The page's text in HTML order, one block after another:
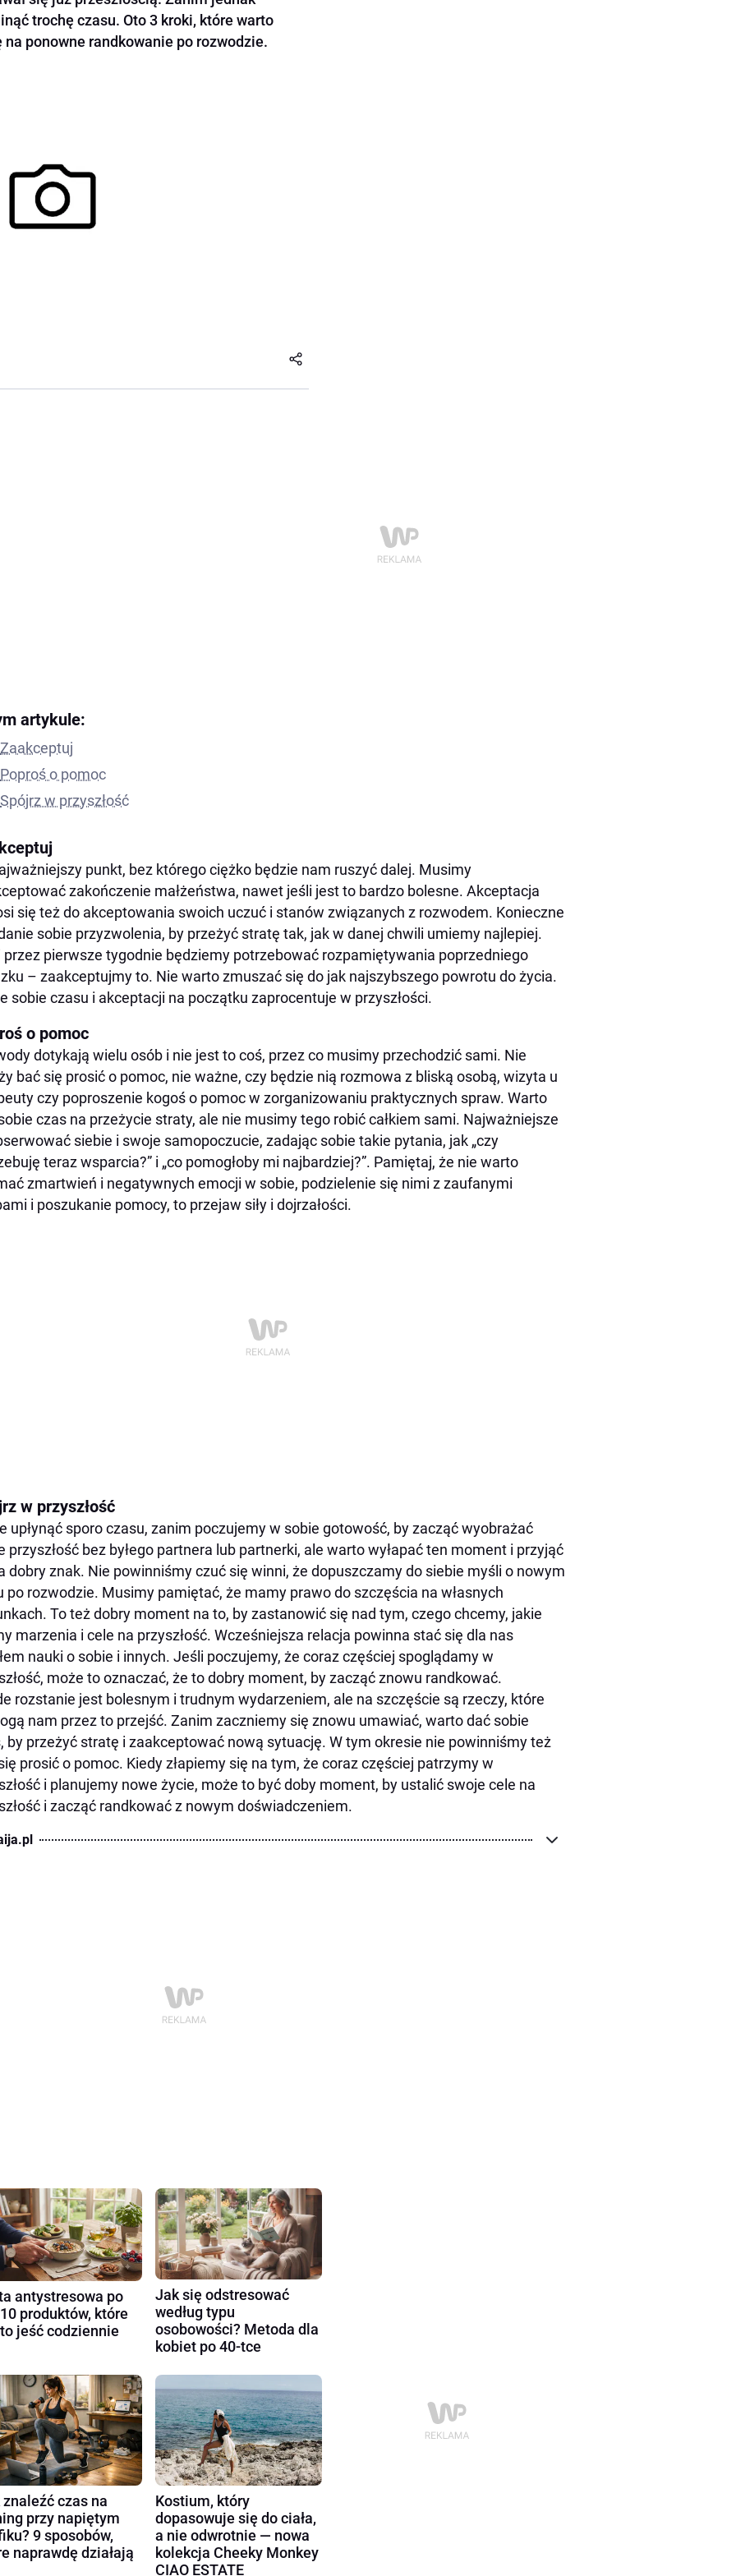
trochę czasu. Oto 3 kroki, które warto
ponowne randkowanie po rozwodzie.
artykule:
Zaakceptuj
Poproś o pomoc
Spójrz w przyszłość
punkt, bez którego ciężko będzie nam ruszyć dalej. Musimy
zakończenie małżeństwa, nawet jeśli jest to bardzo bolesne. Akceptacja
się też do akceptowania swoich uczuć i stanów związanych z rozwodem. Konieczne
sobie przyzwolenia, by przeżyć stratę tak, jak w danej chwili umiemy najlepiej.
przez pierwsze tygodnie będziemy potrzebować rozpamiętywania poprzedniego
– zaakceptujmy to. Nie warto zmuszać się do jak najszybszego powrotu do życia.
sobie czasu i akceptacji na początku zaprocentuje w przyszłości.
o pomoc
dotykają wielu osób i nie jest to coś, przez co musimy przechodzić sami. Nie
bać się prosić o pomoc, nie ważne, czy będzie nią rozmowa z bliską osobą, wizyta u
czy poproszenie kogoś o pomoc w zorganizowaniu praktycznych spraw. Warto
czas na przeżycie straty, ale nie musimy tego robić całkiem sami. Najważniejsze
siebie i swoje samopoczucie, zadając sobie takie pytania, jak „czy
teraz wsparcia?” i „co pomogłoby mi najbardziej?”. Pamiętaj, że nie warto
zmartwień i negatywnych emocji w sobie, podzielenie się nimi z zaufanymi
i poszukanie pomocy, to przejaw siły i dojrzałości.
w przyszłość
upłynąć sporo czasu, zanim poczujemy w sobie gotowość, by zacząć wyobrażać
przyszłość bez byłego partnera lub partnerki, ale warto wyłapać ten moment i przyjąć
dobry znak. Nie powinniśmy czuć się winni, że dopuszczamy do siebie myśli o nowym
po rozwodzie. Musimy pamiętać, że mamy prawo do szczęścia na własnych
To też dobry moment na to, by zastanowić się nad tym, czego chcemy, jakie
marzenia i cele na przyszłość. Wcześniejsza relacja powinna stać się dla nas
nauki o sobie i innych. Jeśli poczujemy, że coraz częściej spoglądamy w
może to oznaczać, że to dobry moment, by zacząć znowu randkować.
rozstanie jest bolesnym i trudnym wydarzeniem, ale na szczęście są rzeczy, które
nam przez to przejść. Zanim zaczniemy się znowu umawiać, warto dać sobie
by przeżyć stratę i zaakceptować nową sytuację. W tym okresie nie powinniśmy też
prosić o pomoc. Kiedy złapiemy się na tym, że coraz częściej patrzymy w
i planujemy nowe życie, może to być doby moment, by ustalić swoje cele na
i zacząć randkować z nowym doświadczeniem.
antystresowa po
produktów, które
jeść codziennie
Jak się odstresować
według typu
osobowości? Metoda dla
kobiet po 40-tce
czas na
przy napiętym
9 sposobów,
naprawdę działają
Kostium, który
dopasowuje się do ciała,
a nie odwrotnie — nowa
kolekcja Cheeky Monkey
CIAO ESTATE